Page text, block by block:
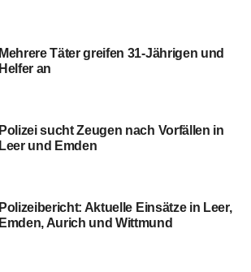
Meh­re­re Täter grei­fen 31-Jäh­ri­gen und
Hel­fer an
Poli­zei sucht Zeu­gen nach Vor­fäl­len in
Leer und Emden
Poli­zei­be­richt: Aktu­el­le Ein­sät­ze in Leer,
Emden, Aurich und Wittmund